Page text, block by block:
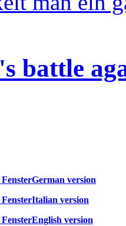
battle
German version
Italian version
English version